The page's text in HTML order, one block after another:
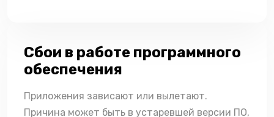
Сбои в работе программного
обеспечения
Приложения зависают или вылетают.
Причина может быть в устаревшей версии ПО,